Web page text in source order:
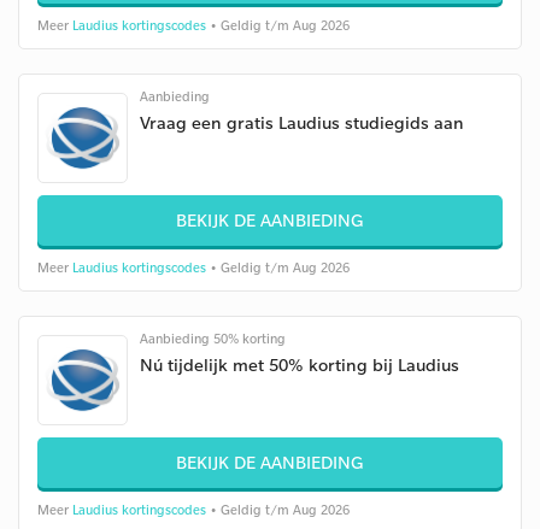
Meer Laudius kortingscodes • Geldig t/m Aug 2026
Aanbieding
Vraag een gratis Laudius studiegids aan
BEKIJK DE AANBIEDING
Meer Laudius kortingscodes • Geldig t/m Aug 2026
Aanbieding 50% korting
Nú tijdelijk met 50% korting bij Laudius
BEKIJK DE AANBIEDING
Meer Laudius kortingscodes • Geldig t/m Aug 2026